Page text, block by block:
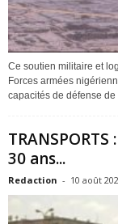
Ce soutien militaire et
Forces armées
capacités de défense de
30 ans...
Redaction - 10 août